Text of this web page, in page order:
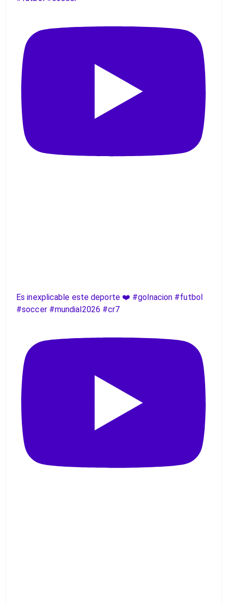
Es inexplicable este deporte ❤️ #golnacion #futbol
#soccer #mundial2026 #cr7